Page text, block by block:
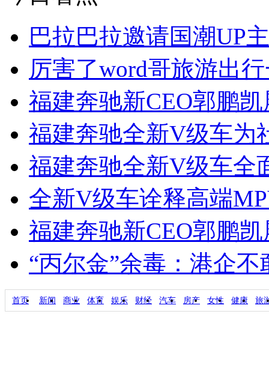
巴拉巴拉邀请国潮UP
厉害了word哥旅游出
福建奔驰新CEO郭鹏
福建奔驰全新V级车为
福建奔驰全新V级车全
全新V级车诠释高端
福建奔驰新CEO郭鹏
“丙尔金”余毒：港企
首页 新闻 商业 体育 娱乐 财经 汽车 房产 女性 健康 旅